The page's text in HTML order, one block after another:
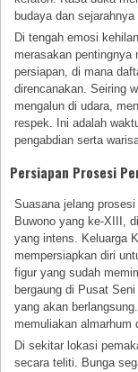
budaya dan
Di tengah emosi
merasakan pentingnya
persiapan, di mana
direncanakan. Seiring
mengalun di udara,
respek. Ini adalah
pengabdian serta
Persiapan Prosesi
Suasana jelang
Buwono yang ke-XIII,
yang intens. Keluarga
mempersiapkan diri
figur yang sudah
bergaung di Pusat
yang akan
memuliakan almarhum
Di sekitar lokasi
secara teliti. Bunga